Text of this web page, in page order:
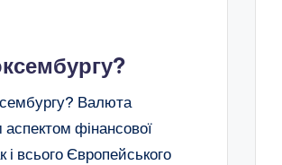
Валюта
фінансової
і всього Європейського